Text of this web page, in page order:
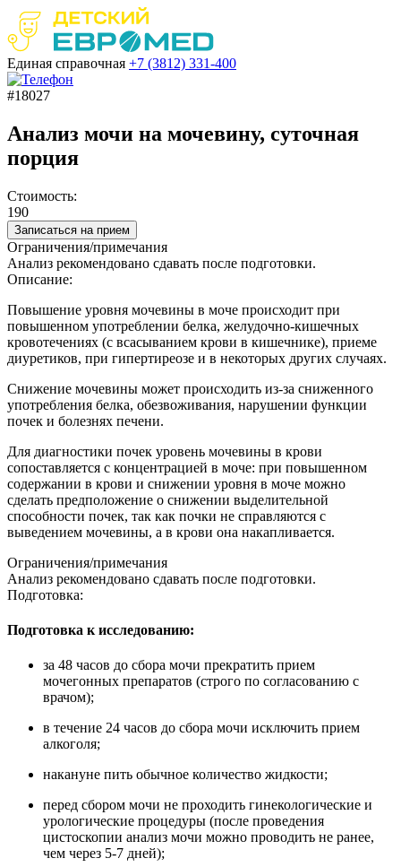
Единая справочная +7 (3812) 331-400
#18027
Анализ мочи на мочевину, суточная
порция
Стоимость:
190
Записаться на прием
Ограничения/примечания
Анализ рекомендовано сдавать после подготовки.
Описание:
Повышение уровня мочевины в моче происходит при
повышенном употреблении белка, желудочно-кишечных
кровотечениях (с всасыванием крови в кишечнике), приеме
диуретиков, при гипертиреозе и в некоторых других случаях.
Снижение мочевины может происходить из-за сниженного
употребления белка, обезвоживания, нарушении функции
почек и болезнях печени.
Для диагностики почек уровень мочевины в крови
сопоставляется с концентрацией в моче: при повышенном
содержании в крови и снижении уровня в моче можно
сделать предположение о снижении выделительной
способности почек, так как почки не справляются с
выведением мочевины, а в крови она накапливается.
Ограничения/примечания
Анализ рекомендовано сдавать после подготовки.
Подготовка:
Подготовка к исследованию:
за 48 часов до сбора мочи прекратить прием
мочегонных препаратов (строго по согласованию с
врачом);
в течение 24 часов до сбора мочи исключить прием
алкоголя;
накануне пить обычное количество жидкости;
перед сбором мочи не проходить гинекологические и
урологические процедуры (после проведения
цистоскопии анализ мочи можно проводить не ранее,
чем через 5-7 дней);